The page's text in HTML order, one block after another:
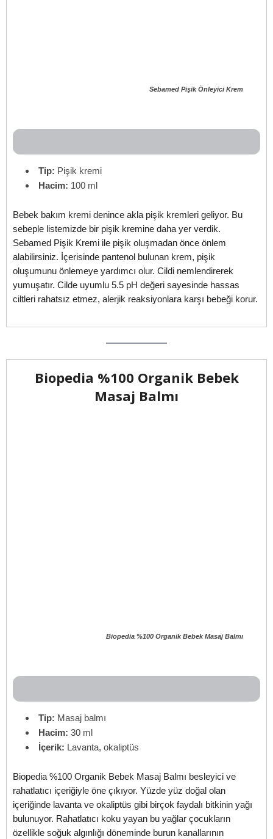
Sebamed Pişik Önleyici Krem
Tip: Pişik kremi
Hacim: 100 ml
Bebek bakım kremi denince akla pişik kremleri geliyor. Bu
sebeple listemizde bir pişik kremine daha yer verdik.
Sebamed Pişik Kremi ile pişik oluşmadan önce önlem
alabilirsiniz. İçerisinde pantenol bulunan krem, pişik
oluşumunu önlemeye yardımcı olur. Cildi nemlendirerek
yumuşatır. Cilde uyumlu 5.5 pH değeri sayesinde hassas
ciltleri rahatsız etmez, alerjik reaksiyonlara karşı bebeği korur.
Biopedia %100 Organik Bebek
Masaj Balmı
Biopedia %100 Organik Bebek Masaj Balmı
Tip: Masaj balmı
Hacim: 30 ml
İçerik: Lavanta, okaliptüs
Biopedia %100 Organik Bebek Masaj Balmı besleyici ve
rahatlatıcı içeriğiyle öne çıkıyor. Yüzde yüz doğal olan
içeriğinde lavanta ve okaliptüs gibi birçok faydalı bitkinin yağı
bulunuyor. Rahatlatıcı koku yayan bu yağlar çocukların
özellikle soğuk algınlığı döneminde burun kanallarının